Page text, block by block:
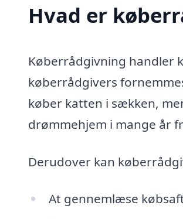
Hvad er
Køberrådgivning handler
køberrådgivers
køber katten i sækken,
drømmehjem i mange år
Derudover kan
At gennemlæse